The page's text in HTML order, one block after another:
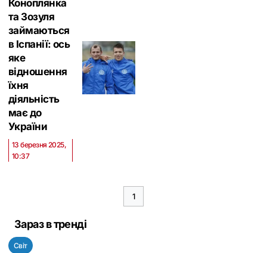
Коноплянка
та Зозуля
займаються
в Іспанії: ось
яке
відношення
їхня
діяльність
має до
України
13 березня 2025,
10:37
1
Зараз в тренді
Світ